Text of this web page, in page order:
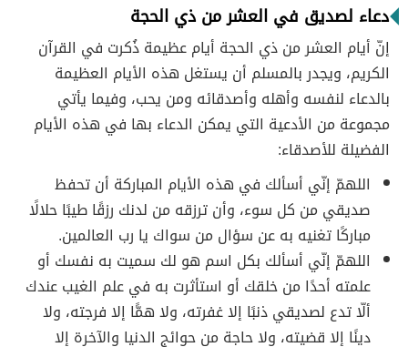
دعاء لصديق في العشر من ذي الحجة
إنّ أيام العشر من ذي الحجة أيام عظيمة ذُكرت في القرآن
الكريم، ويجدر بالمسلم أن يستغل هذه الأيام العظيمة
بالدعاء لنفسه وأهله وأصدقائه ومن يحب، وفيما يأتي
مجموعة من الأدعية التي يمكن الدعاء بها في هذه الأيام
الفضيلة للأصدقاء:
اللهمّ إنّي أسألك في هذه الأيام المباركة أن تحفظ
صديقي من كل سوء، وأن ترزقه من لدنك رزقًا طيبًا حلالًا
مباركًا تغنيه به عن سؤال من سواك يا رب العالمين.
اللهمّ إنّي أسألك بكل اسم هو لك سميت به نفسك أو
علمته أحدًا من خلقك أو استأثرت به في علم الغيب عندك
ألّا تدع لصديقي ذنبًا إلا غفرته، ولا همًّا إلا فرجته، ولا
دينًا إلا قضيته، ولا حاجة من حوائج الدنيا والآخرة إلا